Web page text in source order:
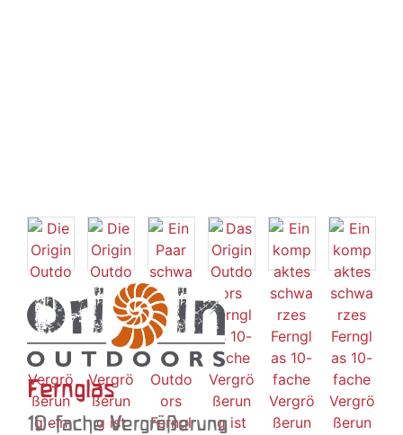
Fernglas
10-fache Vergrößerung